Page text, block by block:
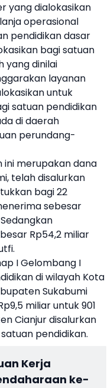
yang dialokasikan
operasional
pendidikan dasar
bagi satuan
yang dinilai
layanan
untuk
satuan pendidikan
di daerah
perundang-
ini merupakan dana
telah disalurkan
bagi 22
sebesar
Sedangkan
Rp54,2 miliar
I Gelombang I
di wilayah Kota
Sukabumi
miliar untuk 901
Cianjur disalurkan
satuan pendidikan.
Kerja
ke-